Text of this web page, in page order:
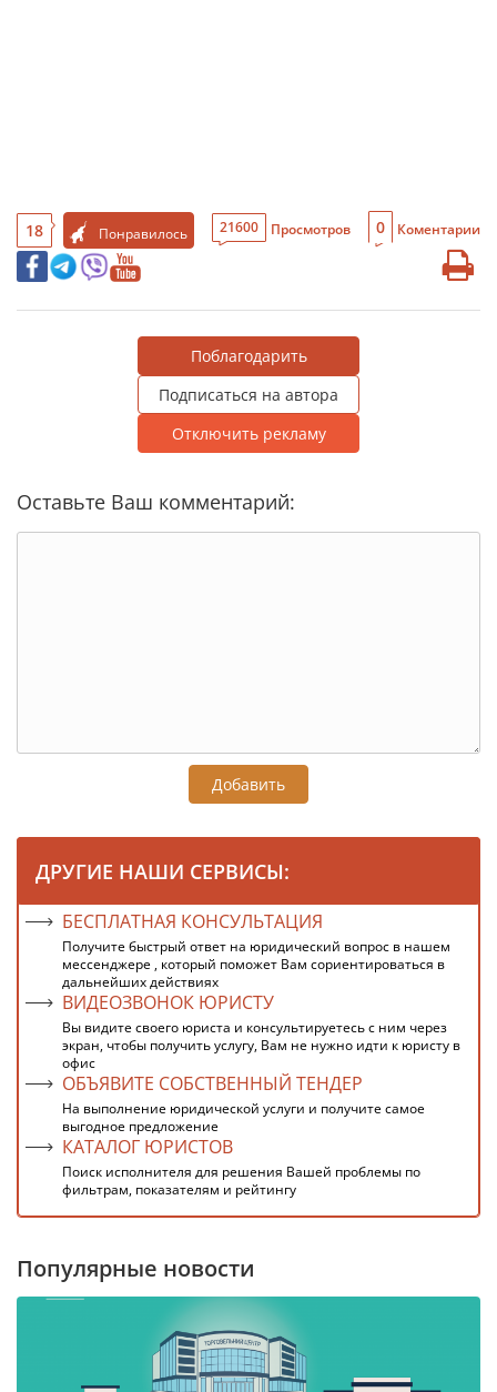
18 Понравилось 21600 Просмотров 0 Коментарии
Поблагодарить
Подписаться на автора
Отключить рекламу
Оставьте Ваш комментарий:
Добавить
ДРУГИЕ НАШИ СЕРВИСЫ:
БЕСПЛАТНАЯ КОНСУЛЬТАЦИЯ
Получите быстрый ответ на юридический вопрос в нашем
мессенджере , который поможет Вам сориентироваться в
дальнейших действиях
ВИДЕОЗВОНОК ЮРИСТУ
Вы видите своего юриста и консультируетесь с ним через
экран, чтобы получить услугу, Вам не нужно идти к юристу в
офис
ОБЪЯВИТЕ СОБСТВЕННЫЙ ТЕНДЕР
На выполнение юридической услуги и получите самое
выгодное предложение
КАТАЛОГ ЮРИСТОВ
Поиск исполнителя для решения Вашей проблемы по
фильтрам, показателям и рейтингу
Популярные новости